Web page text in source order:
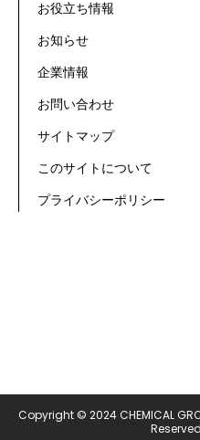
お役立ち情報
お知らせ
企業情報
お問い合わせ
サイトマップ
このサイトについて
プライバシーポリシー
Copyright © 2024 CHEMICAL